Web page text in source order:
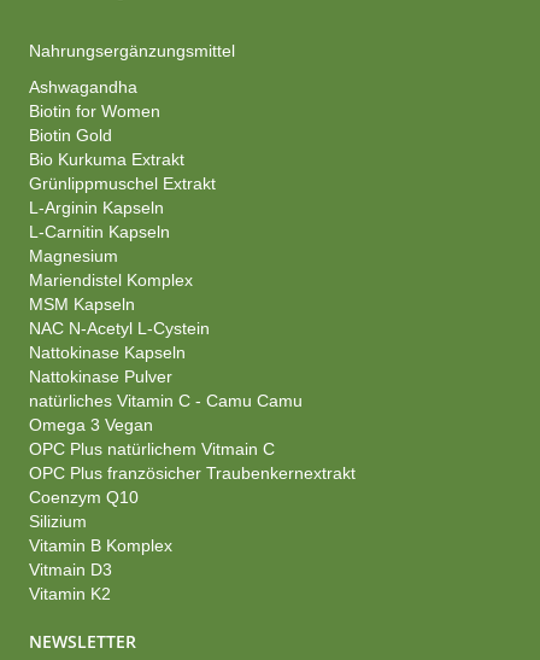
Nahrungsergänzungsmittel
Ashwagandha
Biotin for Women
Biotin Gold
Bio Kurkuma Extrakt
Grünlippmuschel Extrakt
L-Arginin Kapseln
L-Carnitin Kapseln
Magnesium
Mariendistel Komplex
MSM Kapseln
NAC N-Acetyl L-Cystein
Nattokinase Kapseln
Nattokinase Pulver
natürliches Vitamin C - Camu Camu
Omega 3 Vegan
OPC Plus natürlichem Vitmain C
OPC Plus französicher Traubenkernextrakt
Coenzym Q10
Silizium
Vitamin B Komplex
Vitmain D3
Vitamin K2
NEWSLETTER